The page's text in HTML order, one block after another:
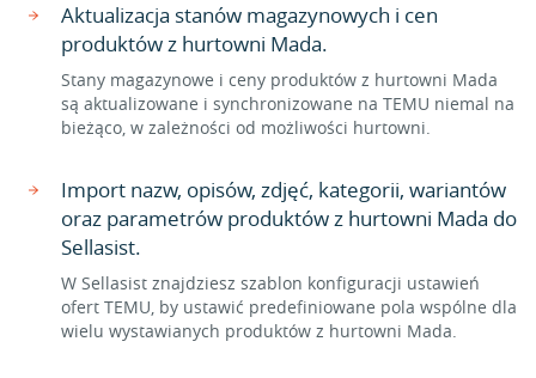
Aktualizacja stanów magazynowych i cen
produktów z hurtowni Mada.
Stany magazynowe i ceny produktów z hurtowni Mada
są aktualizowane i synchronizowane na TEMU niemal na
bieżąco, w zależności od możliwości hurtowni.
Import nazw, opisów, zdjęć, kategorii, wariantów
oraz parametrów produktów z hurtowni Mada do
Sellasist.
W Sellasist znajdziesz szablon konfiguracji ustawień
ofert TEMU, by ustawić predefiniowane pola wspólne dla
wielu wystawianych produktów z hurtowni Mada.